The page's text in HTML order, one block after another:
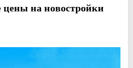
на новостройки